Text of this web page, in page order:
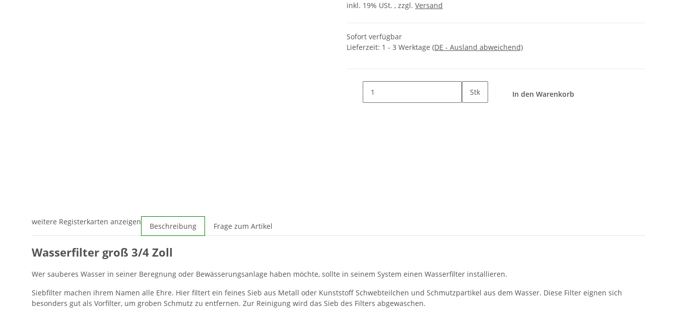
inkl. 19% USt. , zzgl. Versand
Sofort verfügbar
Lieferzeit: 1 - 3 Werktage (DE - Ausland abweichend)
Stk In den Warenkorb
weitere Registerkarten anzeigen Beschreibung Frage zum Artikel
Wasserfilter groß 3/4 Zoll
Wer sauberes Wasser in seiner Beregnung oder Bewässerungsanlage haben möchte, sollte in seinem System einen Wasserfilter installieren.
Siebfilter machen ihrem Namen alle Ehre. Hier filtert ein feines Sieb aus Metall oder Kunststoff Schwebteilchen und Schmutzpartikel aus dem Wasser. Diese Filter eignen sich
besonders gut als Vorfilter, um groben Schmutz zu entfernen. Zur Reinigung wird das Sieb des Filters abgewaschen.